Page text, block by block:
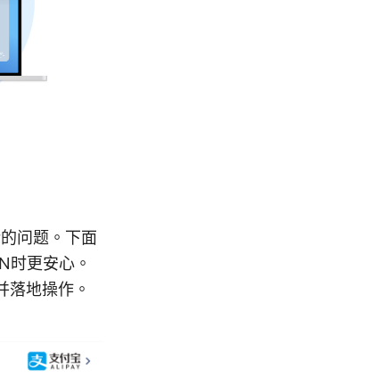
问题。下面
时更安心。
落地操作。